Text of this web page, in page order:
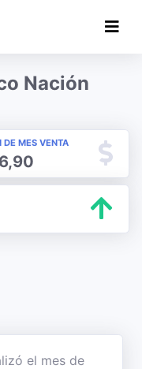
Nación
DE MES VENTA
el mes de